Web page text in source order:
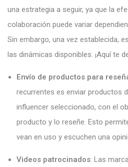
una estrategia a seguir, ya que la
colaboración puede variar
Sin embargo, una vez establecida,
las dinámicas disponibles. ¡Aquí te
Envío de productos para
recurrentes es enviar productos
influencer seleccionado, con el
producto y lo reseñe. Esto
vean en uso y escuchen una
Videos patrocinados: Las